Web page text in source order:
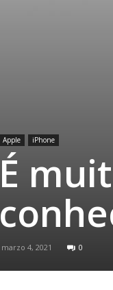
Apple iPhone
É
marzo 4, 2021 0